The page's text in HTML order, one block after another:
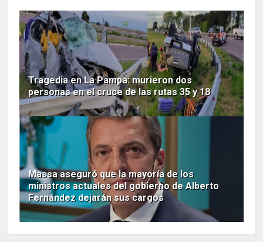
Tragedia en La Pampa: murieron dos
personas en el cruce de las rutas 35 y 18
Massa aseguró que la mayoría de los
ministros actuales del gobierno de Alberto
Fernández dejarán sus cargos